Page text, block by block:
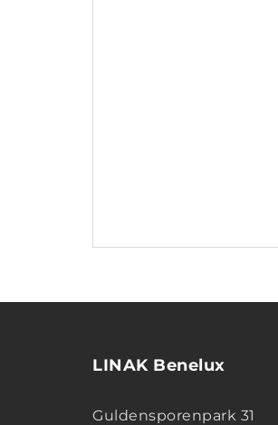
LINAK Benelux
Guldensporenpark 31